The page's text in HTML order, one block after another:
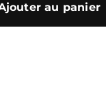
au panier